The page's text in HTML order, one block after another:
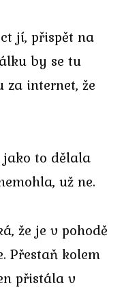
jí, přispět na
by se tu
internet, že
jako to dělala
už ne.
že je v pohodě
Přestaň kolem
přistála v